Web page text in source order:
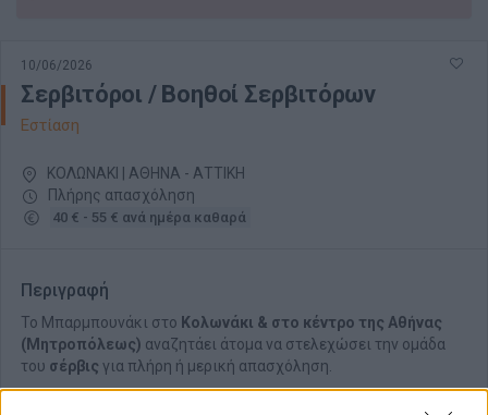
10/06/2026
Σερβιτόροι / Βοηθοί Σερβιτόρων
Εστίαση
ΚΟΛΩΝΑΚΙ | ΑΘΗΝΑ - ΑΤΤΙΚΗ
Πλήρης απασχόληση
40 € - 55 € ανά ημέρα καθαρά
Περιγραφή
Το Μπαρμπουνάκι στο Κολωνάκι & στο κέντρο της Αθήνας
(Μητροπόλεως) αναζητάει άτομα να στελεχώσει την ομάδα
του σέρβις για πλήρη ή μερική απασχόληση.